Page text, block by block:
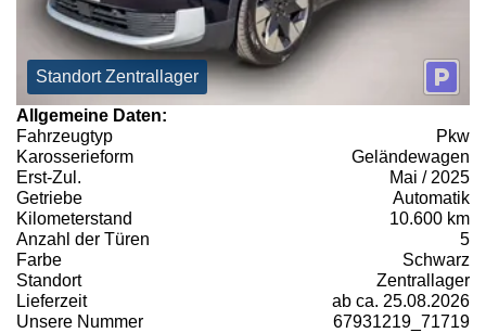
Standort Zentrallager
Allgemeine Daten:
Fahrzeugtyp
Pkw
Karosserieform
Geländewagen
Erst-Zul.
Mai / 2025
Getriebe
Automatik
Kilometerstand
10.600 km
Anzahl der Türen
5
Farbe
Schwarz
Standort
Zentrallager
Lieferzeit
ab ca. 25.08.2026
Unsere Nummer
67931219_71719